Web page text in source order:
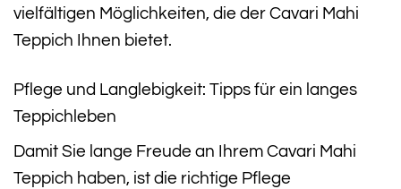
vielfältigen Möglichkeiten, die der Cavari Mahi
Teppich Ihnen bietet.
Pflege und Langlebigkeit: Tipps für ein langes
Teppichleben
Damit Sie lange Freude an Ihrem Cavari Mahi
Teppich haben, ist die richtige Pflege